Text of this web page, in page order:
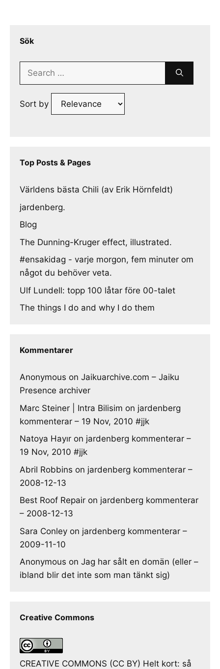
Sök
Search
Sort by
Top Posts & Pages
Världens bästa Chili (av Erik Hörnfeldt)
jardenberg.
Blog
The Dunning-Kruger effect, illustrated.
#ensakidag - varje morgon, fem minuter om
något du behöver veta.
Ulf Lundell: topp 100 låtar före 00-talet
The things I do and why I do them
Kommentarer
Anonymous on Jaikuarchive.com – Jaiku
Presence archiver
Marc Steiner | Intra Bilisim on jardenberg
kommenterar – 19 Nov, 2010 #jjk
Natoya Hayır on jardenberg kommenterar –
19 Nov, 2010 #jjk
Abril Robbins on jardenberg kommenterar –
2008-12-13
Best Roof Repair on jardenberg kommenterar
– 2008-12-13
Sara Conley on jardenberg kommenterar –
2009-11-10
Anonymous on Jag har sålt en domän (eller –
ibland blir det inte som man tänkt sig)
Creative Commons
CREATIVE COMMONS (CC BY) Helt kort: så